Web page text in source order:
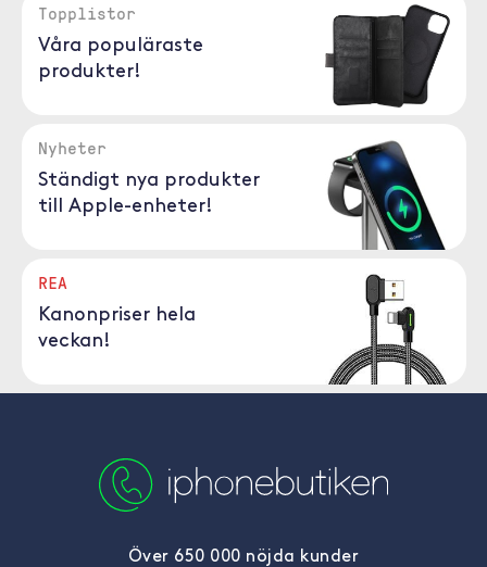
Topplistor
Våra populäraste
produkter!
Nyheter
Ständigt nya produkter
till Apple-enheter!
REA
Kanonpriser hela
veckan!
Över 650 000 nöjda kunder